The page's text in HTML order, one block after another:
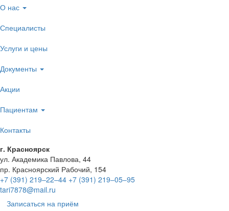
О нас
Специалисты
Услуги и цены
Документы
Акции
Пациентам
Контакты
г. Красноярск
ул. Академика Павлова, 44
пр. Красноярский Рабочий, 154
+7 (391) 219‒22‒44 +7 (391) 219‒05‒95
tari7878@mail.ru
Записаться на приём